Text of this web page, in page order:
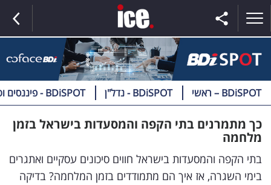
הנבחרת
השוק
BDiSPOT – ראשי BDiSPOT - נדל"ן BDiSPOT - פיננסים וטק
כך מתמרנים בתי הקפה והמסעדות בישראל בזמן
מלחמה
בתי הקפה והמסעדות בישראל חווים סיכונים עסקיים ואתגרים
בימי השגרה, אז איך הם מתמודדים בזמן המלחמה? בדיקה